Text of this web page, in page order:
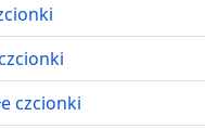
czcionki